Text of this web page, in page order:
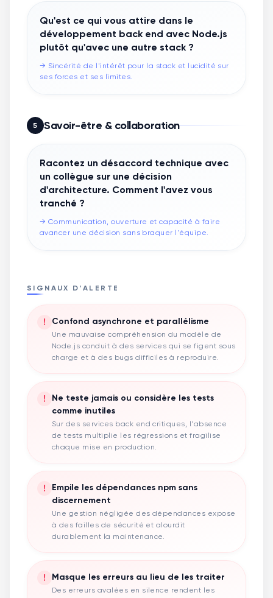
Qu'est ce qui vous attire dans le
développement back end avec Node.js
plutôt qu'avec une autre stack ?
→ Sincérité de l'intérêt pour la stack et lucidité sur
ses forces et ses limites.
5 Savoir-être & collaboration
Racontez un désaccord technique avec
un collègue sur une décision
d'architecture. Comment l'avez vous
tranché ?
→ Communication, ouverture et capacité à faire
avancer une décision sans braquer l'équipe.
SIGNAUX D'ALERTE
! Confond asynchrone et parallélisme
Une mauvaise compréhension du modèle de
Node.js conduit à des services qui se figent sous
charge et à des bugs difficiles à reproduire.
!
Ne teste jamais ou considère les tests
comme inutiles
Sur des services back end critiques, l'absence
de tests multiplie les régressions et fragilise
chaque mise en production.
!
Empile les dépendances npm sans
discernement
Une gestion négligée des dépendances expose
à des failles de sécurité et alourdit
durablement la maintenance.
! Masque les erreurs au lieu de les traiter
Des erreurs avalées en silence rendent les